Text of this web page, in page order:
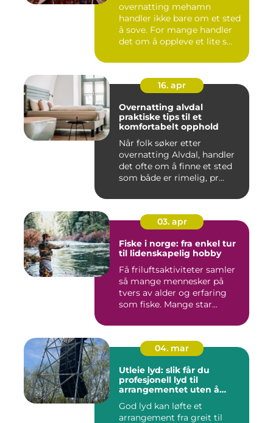
overnatting mehamn
handler ikke bare om et sted
å sove. For mange handler
det om å oppleve et lite s...
16. apr
Overnatting alvdal
praktiske tips til et
komfortabelt opphold
Når folk søker etter
overnatting Alvdal, handler
det ofte om å finne et sted
som både er rimelig, pr...
03. apr
Fiske i norge: fra enkel tur
til lidenskapelig hobby
Få friluftsaktiviteter samler
så mange mennesker på
tvers av alder og erfaring
som fiske. Mange star...
04. mar
Utleie lyd: slik får du
profesjonell lyd til
arrangementet uten å
God lyd kan løfte et
arrangement fra greit til